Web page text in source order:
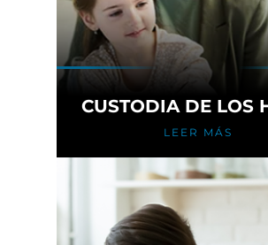
CUSTODIA DE LOS
LEER MÁS